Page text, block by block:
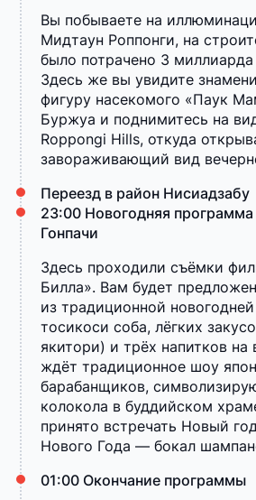
Вы побываете на
Мидтаун Роппонги, на
было потрачено 3
Здесь же вы увидите
фигуру насекомого «Паук
Буржуа и поднимитесь на
Roppongi Hills, откуда
завораживающий вид
Переезд в район Нисиадзабу
23:00 Новогодняя программа
Гонпачи
Здесь проходили съёмки
Билла». Вам будет
из традиционной
тосикоси соба, лёгких
якитори) и трёх напитков на
ждёт традиционное шоу
барабанщиков,
колокола в буддийском
принято встречать Новый
Нового Года — бокал
01:00 Окончание программы